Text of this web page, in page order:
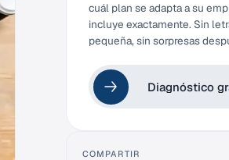
cuál plan se adapta a su
incluye exactamente. Sin
pequeña, sin sorpresas
Diagnóstico
COMPARTIR